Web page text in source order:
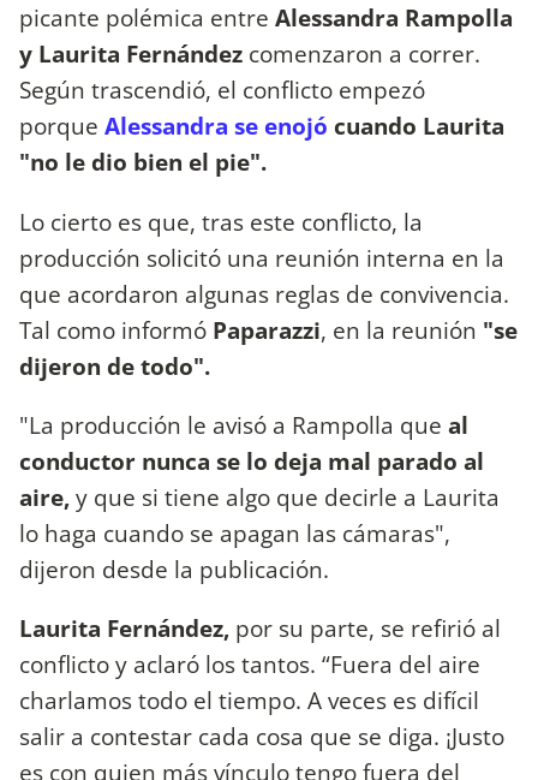
picante polémica entre Alessandra Rampolla
y Laurita Fernández comenzaron a correr.
Según trascendió, el conflicto empezó
porque Alessandra se enojó cuando Laurita
"no le dio bien el pie".
Lo cierto es que, tras este conflicto, la
producción solicitó una reunión interna en la
que acordaron algunas reglas de convivencia.
Tal como informó Paparazzi, en la reunión "se
dijeron de todo".
"La producción le avisó a Rampolla que al
conductor nunca se lo deja mal parado al
aire,y que si tiene algo que decirle a Laurita
lo haga cuando se apagan las cámaras",
dijeron desde la publicación.
Laurita Fernández, por su parte, se refirió al
conflicto y aclaró los tantos. “Fuera del aire
charlamos todo el tiempo. A veces es difícil
salir a contestar cada cosa que se diga. ¡Justo
es con quien más vínculo tengo fuera del